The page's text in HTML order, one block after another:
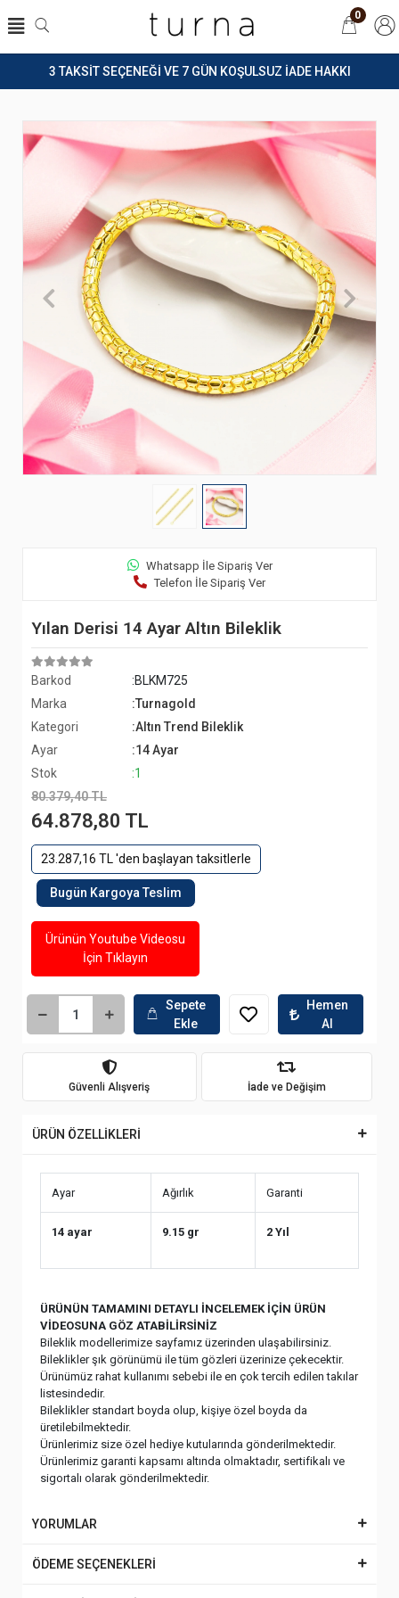
3 TAKSİT SEÇENEĞİ VE 7 GÜN KOŞULSUZ İADE HAKKI
0
Whatsapp İle Sipariş Ver
Telefon İle Sipariş Ver
Yılan Derisi 14 Ayar Altın Bileklik
Barkod
:BLKM725
Marka
:Turnagold
Kategori
:Altın Trend Bileklik
Ayar
:14 Ayar
Stok
:1
80.379,40 TL
64.878,80 TL
23.287,16 TL 'den başlayan taksitlerle
Bugün Kargoya Teslim
Ürünün Youtube Videosu
İçin Tıklayın
Sepete
Ekle
Hemen
Al
Güvenli Alışveriş İade ve Değişim
ÜRÜN ÖZELLİKLERİ
Ayar Ağırlık Garanti
14 ayar 9.15 gr 2 Yıl
ÜRÜNÜN TAMAMINI DETAYLI İNCELEMEK İÇİN ÜRÜN
VİDEOSUNA GÖZ ATABİLİRSİNİZ
Bileklik modellerimize sayfamız üzerinden ulaşabilirsiniz.
Bileklikler şık görünümü ile tüm gözleri üzerinize çekecektir.
Ürünümüz rahat kullanımı sebebi ile en çok tercih edilen takılar
listesindedir.
Bileklikler standart boyda olup, kişiye özel boyda da
üretilebilmektedir.
Ürünlerimiz size özel hediye kutularında gönderilmektedir.
Ürünlerimiz garanti kapsamı altında olmaktadır, sertifikalı ve
sigortalı olarak gönderilmektedir.
YORUMLAR
ÖDEME SEÇENEKLERİ